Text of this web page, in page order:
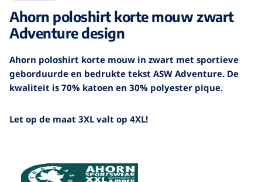
Ahorn poloshirt korte mouw zwart
Adventure design
Ahorn poloshirt korte mouw in zwart met sportieve
geborduurde en bedrukte tekst ASW Adventure. De
kwaliteit is 70% katoen en 30% polyester pique.
Let op de maat 3XL valt op 4XL!